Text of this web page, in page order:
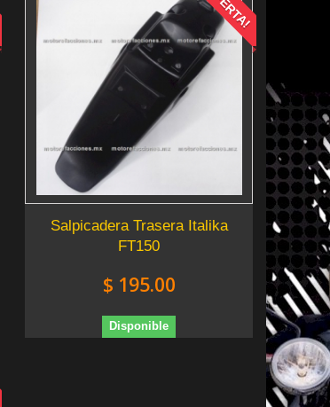
Salpicadera Trasera Italika
FT150
$ 195.00
Disponible